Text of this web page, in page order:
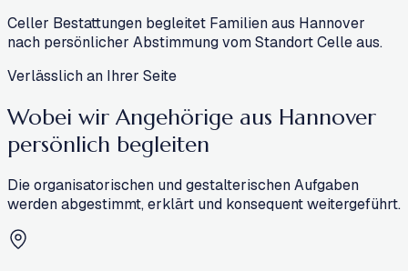
Celler Bestattungen begleitet Familien aus Hannover
nach persönlicher Abstimmung vom Standort Celle aus.
Verlässlich an Ihrer Seite
Wobei wir Angehörige aus Hannover
persönlich begleiten
Die organisatorischen und gestalterischen Aufgaben
werden abgestimmt, erklärt und konsequent weitergeführt.